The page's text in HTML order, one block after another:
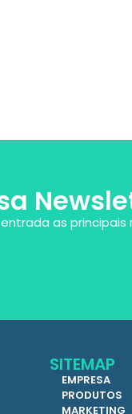
as
SITEMAP
EMPRESA
PRODUTOS
MARKETING